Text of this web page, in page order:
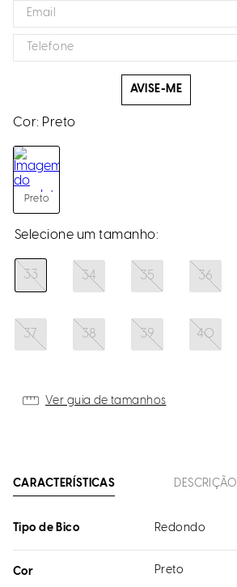
AVISE-ME
Cor: Preto
Preto
33 34 35 36
37 38 39 40
Ver guia de tamanhos
CARACTERÍSTICAS DESCRIÇÃO
Tipo de Bico Redondo
Cor Preto